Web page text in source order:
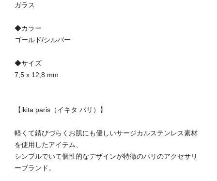
ガラス
◆カラー
ゴールド/シルバー
◆サイズ
7,5 x 12,8 mm
【ikita paris（イキタ パリ）】
軽くて錆びづらくお肌にも優しいサージカルステンレス素材
を使用したアイテム、
シンプルでいて個性的なデザインが特徴のパリのアクセサリ
ーブランド。